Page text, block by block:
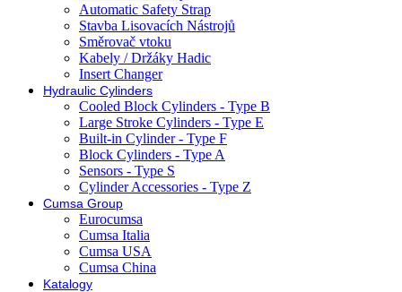
Automatic Safety Strap
Stavba Lisovacích Nástrojů
Směrovač vtoku
Kabely / Držáky Hadic
Insert Changer
Hydraulic Cylinders
Cooled Block Cylinders - Type B
Large Stroke Cylinders - Type E
Built-in Cylinder - Type F
Block Cylinders - Type A
Sensors - Type S
Cylinder Accessories - Type Z
Cumsa Group
Eurocumsa
Cumsa Italia
Cumsa USA
Cumsa China
Katalogy